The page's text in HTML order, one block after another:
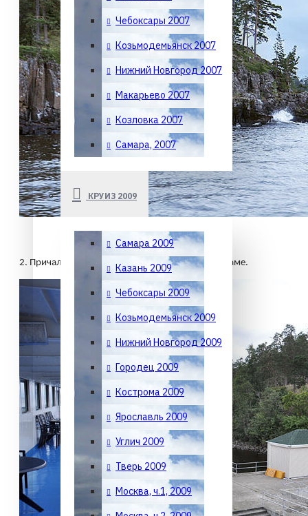
Чебоксары 2007
Козьмодемьянск 2007
Нижний Новгород 2007
Макарьево 2007
Козловка 2007
Самара, 2007
КРУИЗ 2009
Самара 2009
Казань 2009
Чебоксары 2009
Козьмодемьянск 2009
Нижний Новгород 2009
Городец 2009
Кострома 2009
Ярославль 2009
Углич 2009
Тверь 2009
Москва, ч.1, 2009
2. Причал в бухте Большая Никоновская на Валааме.